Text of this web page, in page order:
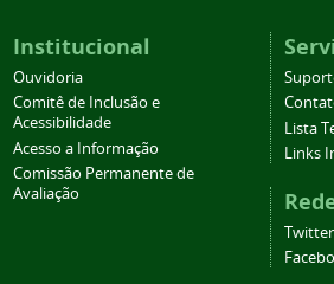
Institucional
Ouvidoria
Comitê de Inclusão e
Acessibilidade
Acesso a Informação
Comissão Permanente de
Avaliação
Lista
Links
Twitter